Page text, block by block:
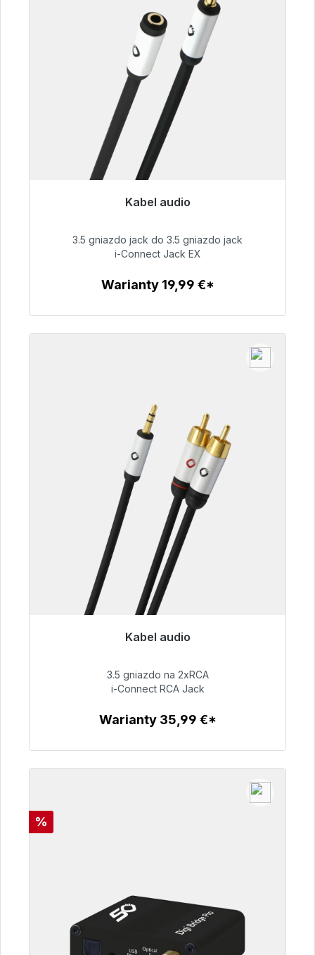
Kabel audio
Gotowy do natychmiastowej wysyłki, czas
51,99 €
3.5 gniazdo jack do 3.5 gniazdo jack
i-Connect Jack EX
Warianty 19,99 €*
Kabel audio
Gotowy do natychmiastowej wysyłki, czas
51,99 €
3.5 gniazdo na 2xRCA
i-Connect RCA Jack
Warianty 35,99 €*
Rabat
%